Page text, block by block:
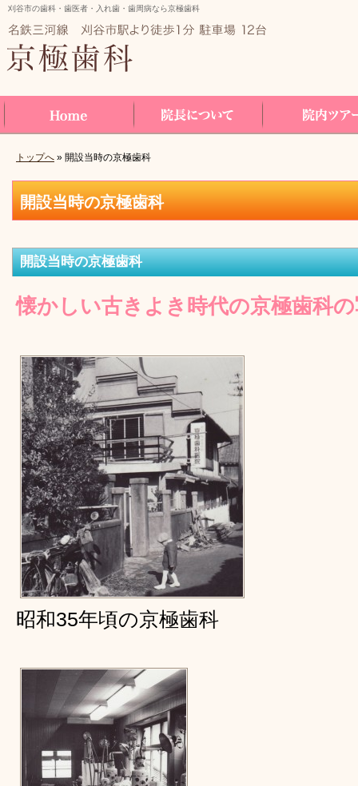
開設当時の京極歯科
刈谷市の歯科・歯医者・入れ歯・歯周病なら京極歯科
トップへ » 開設当時の京極歯科
開設当時の京極歯科
懐かしい古きよき時代の京極歯科
昭和35年頃の京極歯科